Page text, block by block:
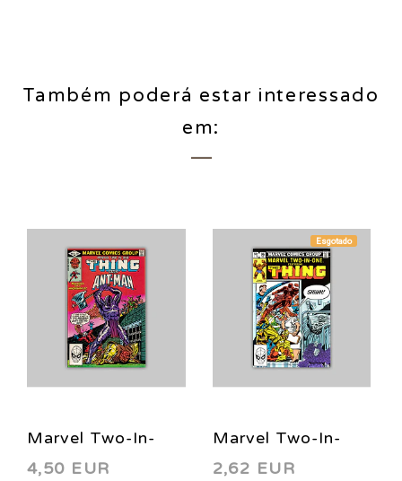
Também poderá estar interessado
em:
Marvel Two-In-
One 87 1982
4,50 EUR
Esgotado
Marvel Two-In-
One 96 VF (8.0)
2,62 EUR